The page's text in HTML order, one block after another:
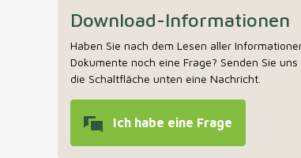
Download-Informationen
Haben Sie nach dem Lesen aller
Dokumente noch eine Frage? Senden Sie
die Schaltfläche unten eine Nachricht.
Ich habe eine Frage